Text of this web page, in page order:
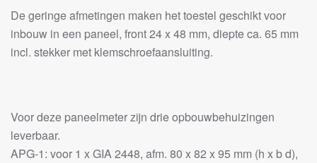
De geringe afmetingen maken het toestel geschikt voor
inbouw in een paneel, front 24 x 48 mm, diepte ca. 65 mm
incl. stekker met klemschroefaansluiting.
Voor deze paneelmeter zijn drie opbouwbehuizingen
leverbaar.
APG-1: voor 1 x GIA 2448, afm. 80 x 82 x 95 mm (h x b d),